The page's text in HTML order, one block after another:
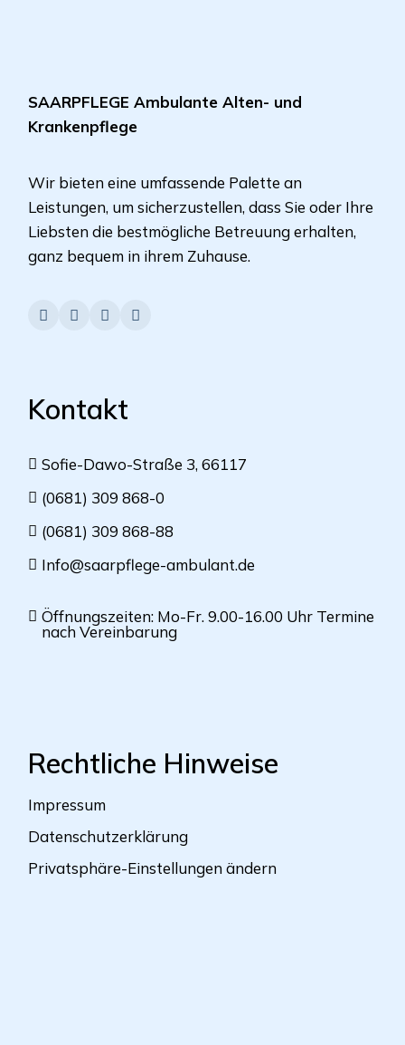
SAARPFLEGE Ambulante Alten- und
Krankenpflege
Wir bieten eine umfassende Palette an
Leistungen, um sicherzustellen, dass Sie oder Ihre
Liebsten die bestmögliche Betreuung erhalten,
ganz bequem in ihrem Zuhause.
Kontakt
Sofie-Dawo-Straße 3, 66117
(0681) 309 868-0
(0681) 309 868-88
Info@saarpflege-ambulant.de
Öffnungszeiten: Mo-Fr. 9.00-16.00 Uhr Termine
nach Vereinbarung
Rechtliche Hinweise
Impressum
Datenschutzerklärung
Privatsphäre-Einstellungen ändern